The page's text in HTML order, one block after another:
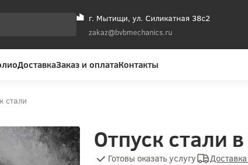
г. Мытищи, ул. Силикатная 38с2
zakaz@bvbmechanics.ru
ДоставкаЗаказ и оплатаКонтакты
стали
Отпуск стали
Готовы оказать услугу